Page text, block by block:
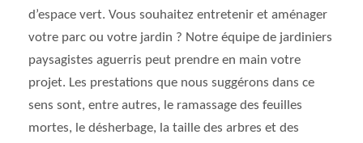
d’espace vert. Vous souhaitez entretenir et aménager
votre parc ou votre jardin ? Notre équipe de jardiniers
paysagistes aguerris peut prendre en main votre
projet. Les prestations que nous suggérons dans ce
sens sont, entre autres, le ramassage des feuilles
mortes, le désherbage, la taille des arbres et des